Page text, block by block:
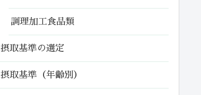
調理加工食品類
摂取基準の選定
摂取基準（年齢別）